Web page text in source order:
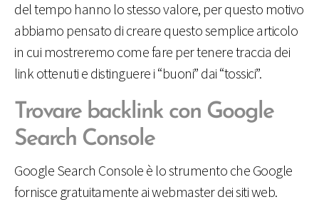
del tempo hanno lo stesso valore, per questo motivo
abbiamo pensato di creare questo semplice articolo
in cui mostreremo come fare per tenere traccia dei
link ottenuti e distinguere i “buoni” dai “tossici”.
Trovare backlink con Google
Search Console
Google Search Console è lo strumento che Google
fornisce gratuitamente ai webmaster dei siti web.